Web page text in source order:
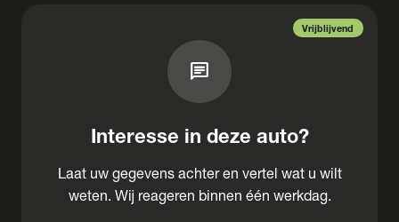
Vrijblijvend
chat
Interesse in deze auto?
Laat uw gegevens achter en vertel wat u wilt
weten. Wij reageren binnen één werkdag.